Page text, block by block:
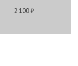
2 100 ₽